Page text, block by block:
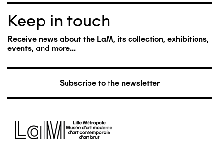
Keep in touch
Receive news about the LaM, its collection, exhibitions,
events, and more...
Subscribe to the newsletter
Image